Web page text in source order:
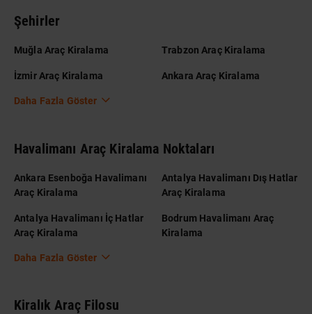
Şehirler
Muğla Araç Kiralama Trabzon Araç Kiralama
İzmir Araç Kiralama Ankara Araç Kiralama
Daha Fazla Göster
Havalimanı Araç Kiralama Noktaları
Ankara Esenboğa Havalimanı
Araç Kiralama
Antalya Havalimanı Dış Hatlar
Araç Kiralama
Antalya Havalimanı İç Hatlar
Araç Kiralama
Bodrum Havalimanı Araç
Kiralama
Daha Fazla Göster
Kiralık Araç Filosu